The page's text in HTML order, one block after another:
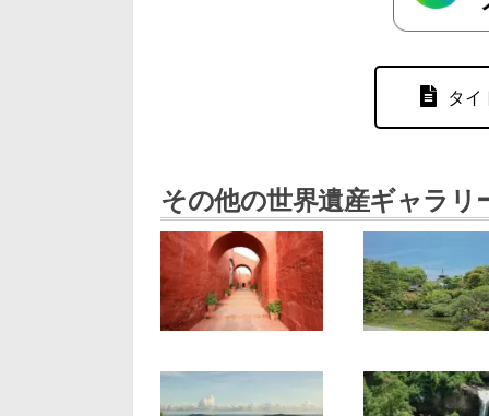
タイ
その他の世界遺産ギャラリ